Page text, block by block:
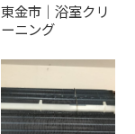
東金市│浴室クリ
ーニング